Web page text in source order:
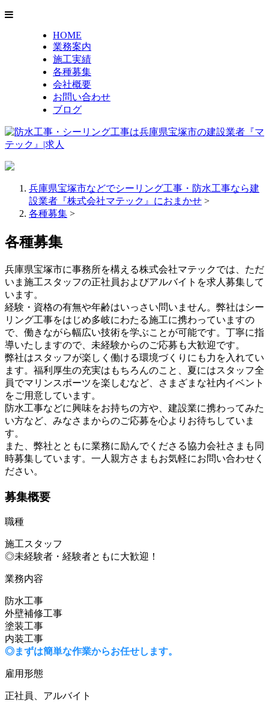
HOME
業務案内
施工実績
各種募集
会社概要
お問い合わせ
ブログ
兵庫県宝塚市などでシーリング工事・防水工事なら建
設業者『株式会社マテック』におまかせ >
各種募集 >
各種募集
兵庫県宝塚市に事務所を構える株式会社マテックでは、ただ
いま施工スタッフの正社員およびアルバイトを求人募集して
います。
経験・資格の有無や年齢はいっさい問いません。弊社はシー
リング工事をはじめ多岐にわたる施工に携わっていますの
で、働きながら幅広い技術を学ぶことが可能です。丁寧に指
導いたしますので、未経験からのご応募も大歓迎です。
弊社はスタッフが楽しく働ける環境づくりにも力を入れてい
ます。福利厚生の充実はもちろんのこと、夏にはスタッフ全
員でマリンスポーツを楽しむなど、さまざまな社内イベント
をご用意しています。
防水工事などに興味をお持ちの方や、建設業に携わってみた
い方など、みなさまからのご応募を心よりお待ちしていま
す。
また、弊社とともに業務に励んでくださる協力会社さまも同
時募集しています。一人親方さまもお気軽にお問い合わせく
ださい。
募集概要
職種
施工スタッフ
◎未経験者・経験者ともに大歓迎！
業務内容
防水工事
外壁補修工事
塗装工事
内装工事
◎まずは簡単な作業からお任せします。
雇用形態
正社員、アルバイト